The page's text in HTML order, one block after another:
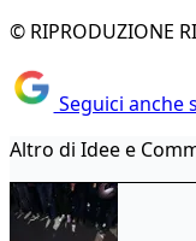
© RIPRODUZIONE
Seguici anche
Altro di Idee e